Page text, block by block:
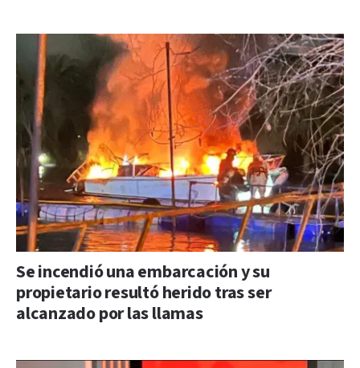
Se incendió una embarcación y su
propietario resultó herido tras ser
alcanzado por las llamas